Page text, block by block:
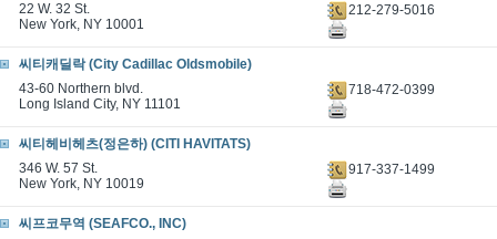
22 W. 32 St.
New York, NY 10001
212-279-5016
씨티캐딜락 (City Cadillac Oldsmobile)
43-60 Northern blvd.
Long Island City, NY 11101
718-472-0399
씨티헤비헤츠(정은하) (CITI HAVITATS)
346 W. 57 St.
New York, NY 10019
917-337-1499
씨프코무역 (SEAFCO., INC)